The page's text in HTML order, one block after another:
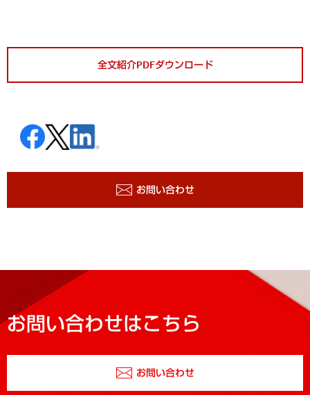
全文紹介PDFダウンロード
お問い合わせ
お問い合わせはこちら
お問い合わせ